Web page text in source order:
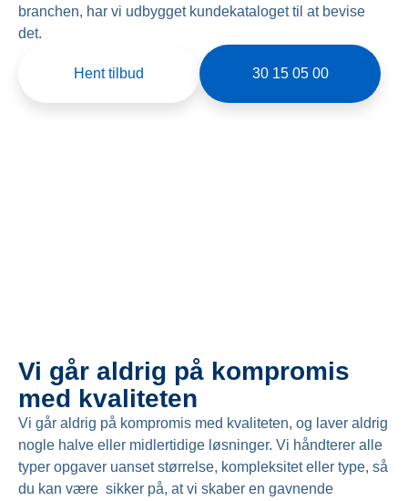
branchen, har vi udbygget kundekataloget til at bevise
det.
Hent tilbud 30 15 05 00
Vi går aldrig på kompromis
med kvaliteten
Vi går aldrig på kompromis med kvaliteten, og laver aldrig
nogle halve eller midlertidige løsninger. Vi håndterer alle
typer opgaver uanset størrelse, kompleksitet eller type, så
du kan være sikker på, at vi skaber en gavnende